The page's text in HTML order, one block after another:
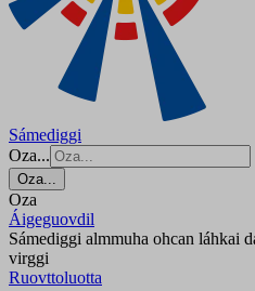
Sámediggi
Oza...
Oza...
Oza
Áigeguovdil
Sámediggi almmuha ohcan láhkai
virggi
Ruovttoluotta